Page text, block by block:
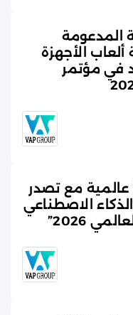
المدعومة
الأجهزة
في مؤتمر
عالمية مع تصدر
الاصطناعي
2026”